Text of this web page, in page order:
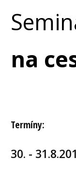
na
Termíny:
30. -